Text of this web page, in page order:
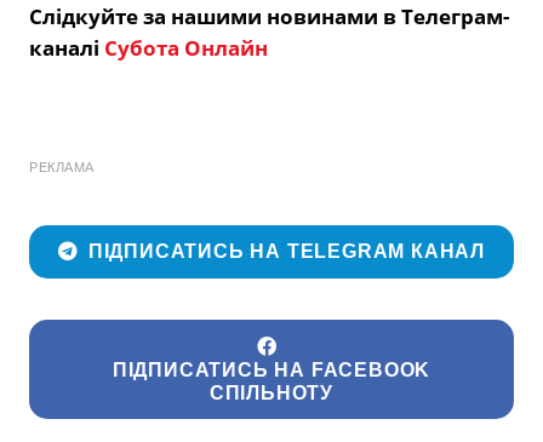
Слідкуйте за нашими новинами в Телеграм-
каналі Субота Онлайн
РЕКЛАМА
ПІДПИСАТИСЬ НА TELEGRAM КАНАЛ
ПІДПИСАТИСЬ НА FACEBOOK
СПІЛЬНОТУ